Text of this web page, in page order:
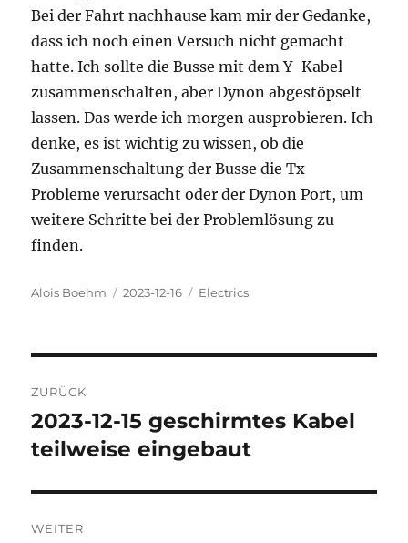
Bei der Fahrt nachhause kam mir der Gedanke,
dass ich noch einen Versuch nicht gemacht
hatte. Ich sollte die Busse mit dem Y-Kabel
zusammenschalten, aber Dynon abgestöpselt
lassen. Das werde ich morgen ausprobieren. Ich
denke, es ist wichtig zu wissen, ob die
Zusammenschaltung der Busse die Tx
Probleme verursacht oder der Dynon Port, um
weitere Schritte bei der Problemlösung zu
finden.
Autor
Alois Boehm
Veröffentlicht
2023-12-16 Kategorien
Electrics
ZURÜCK
Vorheriger
Beitrag:
2023-12-15 geschirmtes Kabel
teilweise eingebaut
WEITER